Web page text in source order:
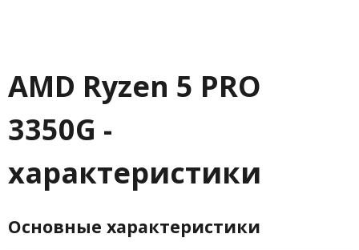
AMD Ryzen 5 PRO
3350G -
характеристики
Основные характеристики